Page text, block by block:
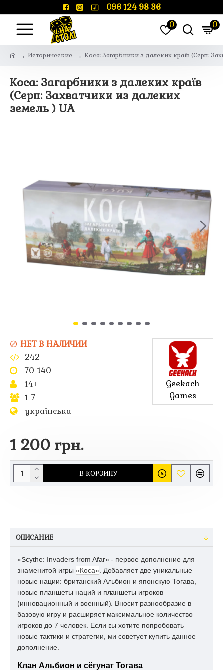
096 124 98 36
0 0
Исторические Коса: Загарбники з далеких країв (Серп:
Коса: Загарбники з далеких країв
(Серп: Захватчики из далеких
земель ) UA
1 200 грн.
НЕТ В НАЛИЧИИ
242
70-140
14+
1-7
українська
Geekach
Games
В КОРЗИНУ
ОПИСАНИЕ
«Scythe: Invaders from Afar» - первое дополнение для
знаменитой игры «Коса» . Добавляет две уникальные
новые нации: британский Альбион и японскую Тогава,
новые планшеты наций и планшеты игроков
(инновационный и военный). Вносит разнообразие в
базовую игру и расширяет максимальное количество
игроков до 7 человек. Если вы хотите попробовать
новые тактики и стратегии, ми советует купить данное
дополнение.
Клан Альбион и сёгунат Тогава